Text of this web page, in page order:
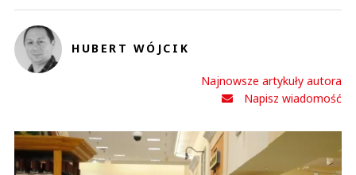
HUBERT WÓJCIK
Najnowsze artykuły autora
Napisz wiadomość